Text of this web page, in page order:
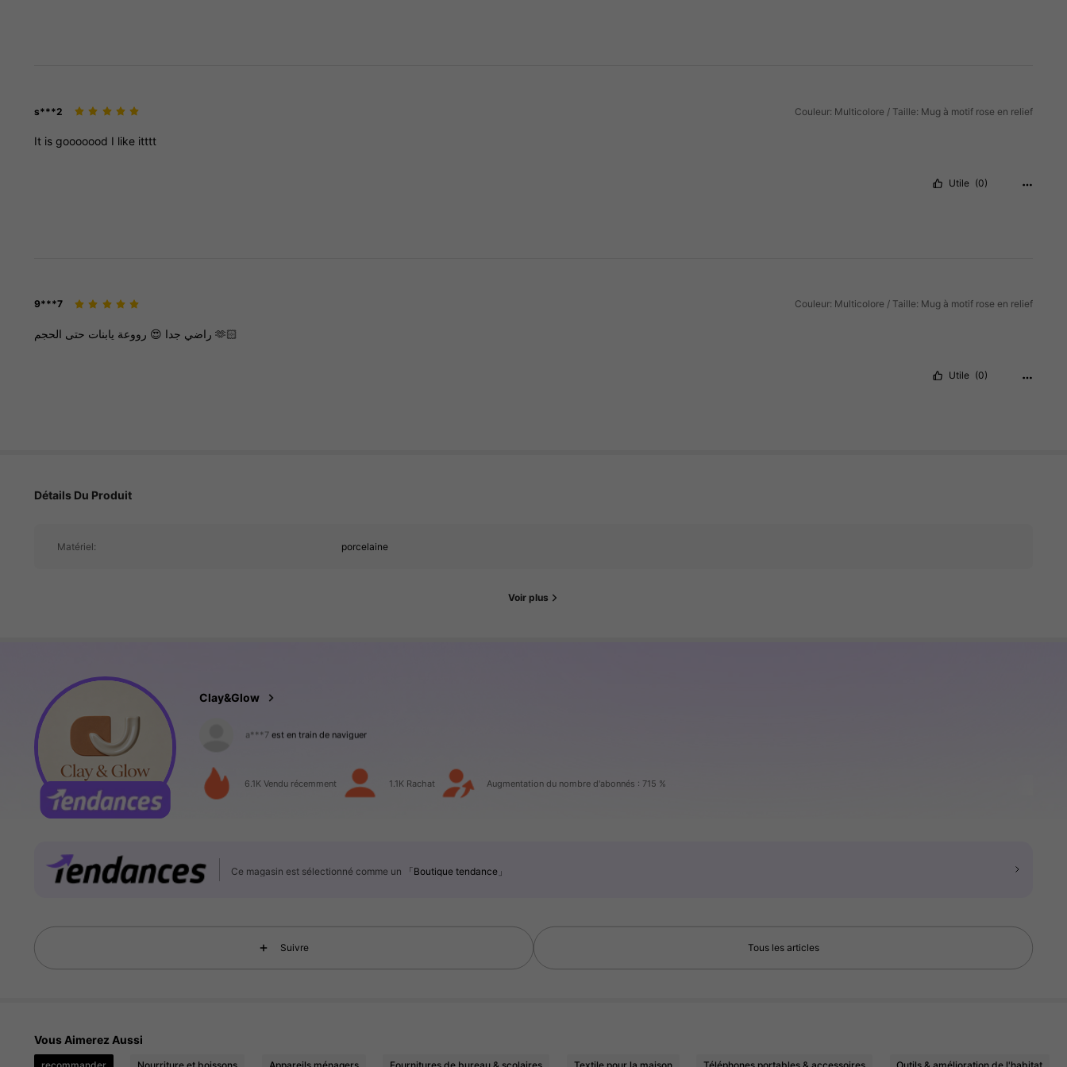
s***2 Couleur: Multicolore / Taille: Mug à motif rose en relief
It is gooooood I like itttt
Utile (0)
9***7 Couleur: Multicolore / Taille: Mug à motif rose en relief
راضي جدا 😍 رووعة يابنات حتى 🫶🏻
Utile (0)
Détails Du Produit
Matériel: porcelaine
Voir plus
Clay&Glow
a***7 est en train de naviguer
4.90
6.1K Vendu récemment 1.1K Rachat Augmentation du nombre d'abonnés : 715 %
Ce magasin est sélectionné comme un 「Boutique tendance」
Suivre Tous les articles
Vous Aimerez Aussi